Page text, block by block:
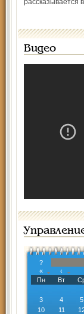
рассказывается
Видео
?
«
‹
Пн
Вт
3
4 5
10
11